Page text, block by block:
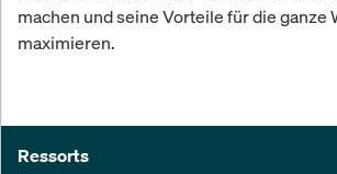
machen und seine Vorteile für die ganze
maximieren.
Ressorts